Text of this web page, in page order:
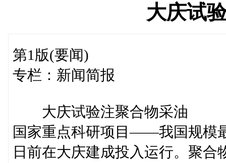
大庆试
第1版(要闻)
专栏：新闻简报
大庆试验注聚合物采油
国家重点科研项目——我国规模
日前在大庆建成投入运行。聚